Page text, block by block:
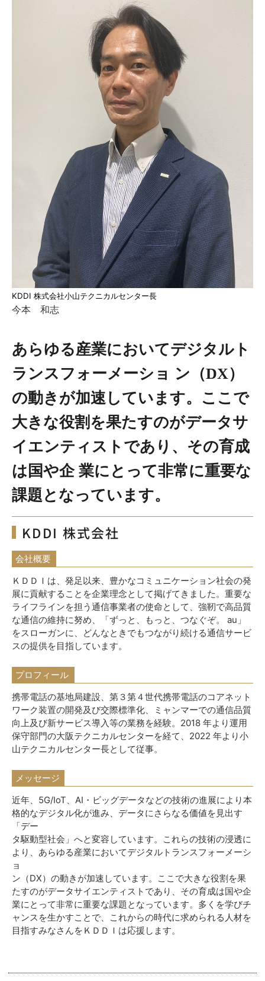
KDDI 株式会社小山テクニカルセンター長
今本 和志
あらゆる産業においてデジタルト
ランスフォーメーショ ン（DX）
の動きが加速しています。ここで
大きな役割を果たすのがデータサ
イエンティストであり、その育成
は国や企 業にとって非常に重要な
課題となっています。
KDDI 株式会社
会社概要
ＫＤＤＩは、発足以来、豊かなコミュニケーション社会の発
展に貢献することを企業理念として掲げてきました。重要な
ライフラインを担う通信事業者の使命として、強靭で高品質
な通信の維持に努め、「ずっと、もっと、つなぐぞ。 au」
をスローガンに、どんなときでもつながり続ける通信サービ
スの提供を目指しています。
プロフィール
携帯電話の基地局建設、第３第４世代携帯電話のコアネット
ワーク装置の開発及び交際標準化、ミャンマーでの通信品質
向上及び新サービス導入等の業務を経験。2018 年より運用
保守部門の大阪テクニカルセンターを経て、2022 年より小
山テクニカルセンター長として従事。
メッセージ
近年、5G/IoT、AI・ビッグデータなどの技術の進展により本
格的なデジタル化が進み、データにさらなる価値を見出す
「デー
タ駆動型社会」へと変容しています。これらの技術の浸透に
より、あらゆる産業においてデジタルトランスフォーメーシ
ョ
ン（DX）の動きが加速しています。ここで大きな役割を果
たすのがデータサイエンティストであり、その育成は国や企
業にとって非常に重要な課題となっています。多くを学びチ
ャンスを生かすことで、これからの時代に求められる人材を
目指すみなさんをＫＤＤＩは応援します。